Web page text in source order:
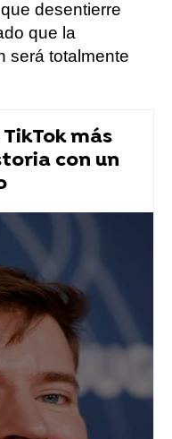
desentierre
que la
será totalmente
más
con un